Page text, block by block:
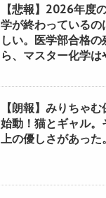
【悲報】2026年度
学が終わっているの
しい。医学部合格
ら、マスター化学は
【朗報】みりちゃ
始動！猫とギャル。
上の優しさがあった。